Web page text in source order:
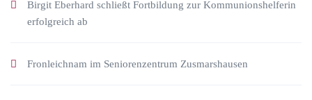
Birgit Eberhard schließt Fortbildung zur Kommunionshelferin
erfolgreich ab
Fronleichnam im Seniorenzentrum Zusmarshausen